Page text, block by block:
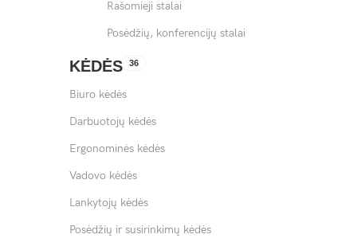
Rašomieji stalai
Posėdžių, konferencijų stalai
KĖDĖS 36
Biuro kėdės
Darbuotojų kėdės
Ergonominės kėdės
Vadovo kėdės
Lankytojų kėdės
Posėdžių ir susirinkimų kėdės